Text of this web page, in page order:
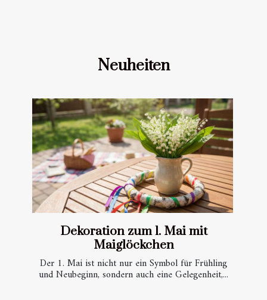
Neuheiten
Dekoration zum 1. Mai mit
Maiglöckchen
Der 1. Mai ist nicht nur ein Symbol für Frühling
und Neubeginn, sondern auch eine Gelegenheit,...